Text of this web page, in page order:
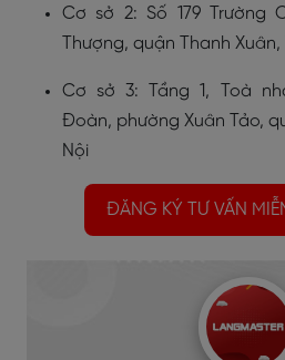
Cơ sở 2: Số 179 Trường
Thượng, quận Thanh Xuân,
Cơ sở 3: Tầng 1, Toà
Đoàn, phường Xuân Tảo,
Nội
ĐĂNG KÝ TƯ VẤN